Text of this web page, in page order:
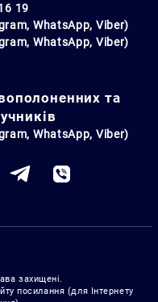
19
WhatsApp, Viber)
WhatsApp, Viber)
та
WhatsApp, Viber)
захищені.
посилання (для Інтернету